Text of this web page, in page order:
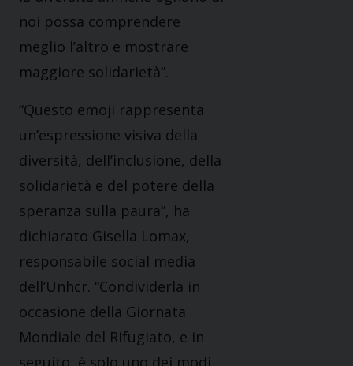
noi possa comprendere
meglio l’altro e mostrare
maggiore solidarietà”.
“Questo emoji rappresenta
un’espressione visiva della
diversità, dell’inclusione, della
solidarietà e del potere della
speranza sulla paura”, ha
dichiarato Gisella Lomax,
responsabile social media
dell’Unhcr. “Condividerla in
occasione della Giornata
Mondiale del Rifugiato, e in
seguito, è solo uno dei modi